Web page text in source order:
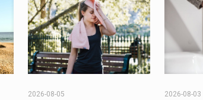
2026-08-05 2026-08-03